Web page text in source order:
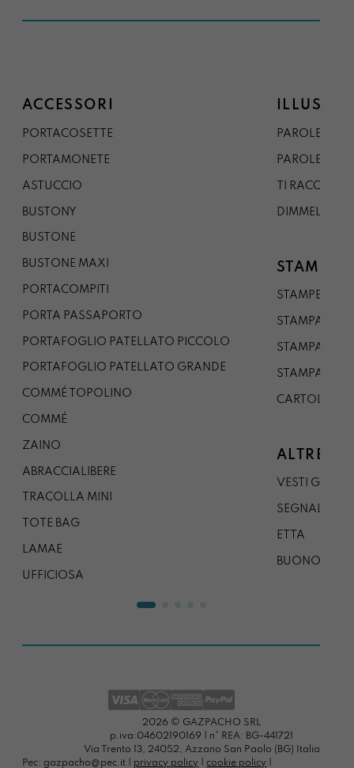
ACCESSORI
PORTACOSETTE
PORTAMONETE
ASTUCCIO
BUSTONY
BUSTONE
BUSTONE MAXI
PORTACOMPITI
PORTA PASSAPORTO
PORTAFOGLIO PATELLATO PICCOLO
PORTAFOGLIO PATELLATO GRANDE
COMMÉ TOPOLINO
COMMÉ
ZAINO
ABRACCIALIBERE
TRACOLLA MINI
TOTE BAG
LAMAE
UFFICIOSA
PAROLE DAL
PAROLE DA
TI
DIMMELO
STAMPE
STAMPE A5
STAMPA A3
STAMPA A1
STAMPA A0
CARTOLINA
ALTRE
VESTI
SEGNALIBRO
ETTA
BUONO
2026 © GAZPACHO SRL
p.iva:04602190169 | n° REA: BG-441721
Via Trento 13, 24052, Azzano San Paolo (BG) Italia
Pec: gazpacho@pec.it | privacy policy cookie policy